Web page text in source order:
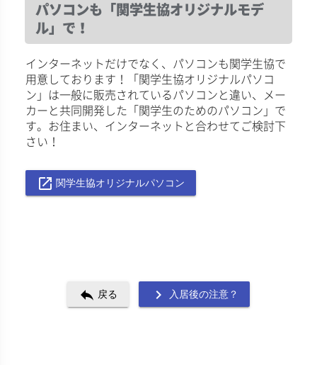
パソコンも「関学生協オリジナルモデ
ル」で！
インターネットだけでなく、パソコンも関学生協で
用意しております！「関学生協オリジナルパソコ
ン」は一般に販売されているパソコンと違い、メー
カーと共同開発した「関学生のためのパソコン」で
す。お住まい、インターネットと合わせてご検討下
さい！
launch 関学生協オリジナルパソコン
reply 戻る navigate_next 入居後の注意？